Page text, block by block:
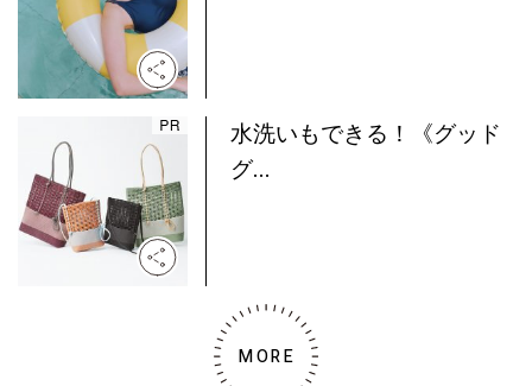
水洗いもできる！《グッド
グ...
MORE